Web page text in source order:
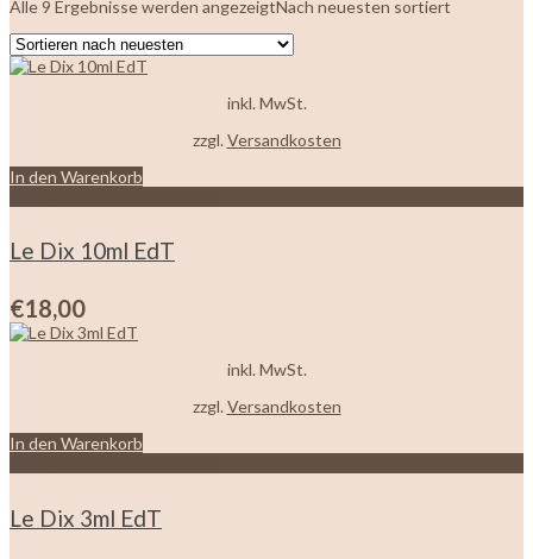
Alle 9 Ergebnisse werden angezeigtNach neuesten sortiert
inkl. MwSt.
zzgl. Versandkosten
In den Warenkorb
Le Dix 10ml EdT
€18,00
inkl. MwSt.
zzgl.Versandkosten
In den Warenkorb
Le Dix 3ml EdT